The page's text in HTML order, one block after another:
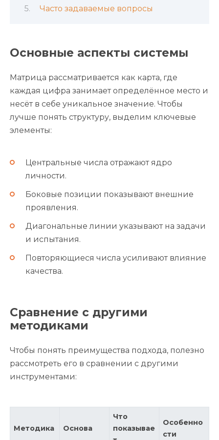
Часто задаваемые вопросы
Основные аспекты системы
Матрица рассматривается как карта, где
каждая цифра занимает определённое место и
несёт в себе уникальное значение. Чтобы
лучше понять структуру, выделим ключевые
элементы:
Центральные числа отражают ядро
личности.
Боковые позиции показывают внешние
проявления.
Диагональные линии указывают на задачи
и испытания.
Повторяющиеся числа усиливают влияние
качества.
Сравнение с другими
методиками
Чтобы понять преимущества подхода, полезно
рассмотреть его в сравнении с другими
инструментами:
Методика Основа
Что
показывае
Особенно
сти